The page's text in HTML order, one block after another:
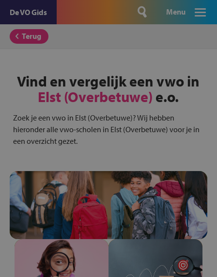
De VO Gids Menu
Terug
Vind en vergelijk een vwo in
Elst (Overbetuwe) e.o.
Zoek je een vwo in Elst (Overbetuwe)? Wij hebben
hieronder alle vwo-scholen in Elst (Overbetuwe) voor je in
een overzicht gezet.